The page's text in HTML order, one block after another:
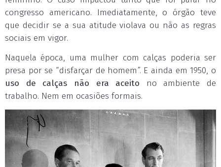
congresso americano. Imediatamente, o órgão teve
que decidir se a sua atitude violava ou não as regras
sociais em vigor.
Naquela época, uma mulher com calças poderia ser
presa por se “disfarçar de homem”. E ainda em 1950, o
uso de calças não era aceito no ambiente de
trabalho. Nem em ocasiões formais.